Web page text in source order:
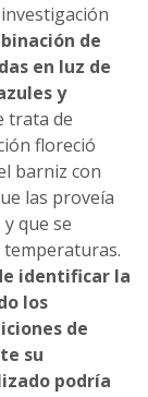
de
en luz de
y
trata de
floreció
barniz con
las proveía
que se
temperaturas.
identificar la
los
de
su
podría